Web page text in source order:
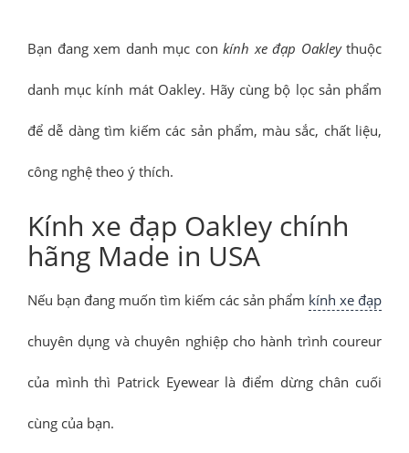
Bạn đang xem danh mục con kính xe đạp Oakleythuộc
danh mục kính mát Oakley. Hãy cùng bộ lọc sản phẩm
để dễ dàng tìm kiếm các sản phẩm, màu sắc, chất liệu,
công nghệ theo ý thích.
Kính xe đạp Oakley chính
hãng Made in USA
Nếu bạn đang muốn tìm kiếm các sản phẩm kính xe đạp
chuyên dụng và chuyên nghiệp cho hành trình coureur
của mình thì Patrick Eyewear là điểm dừng chân cuối
cùng của bạn.